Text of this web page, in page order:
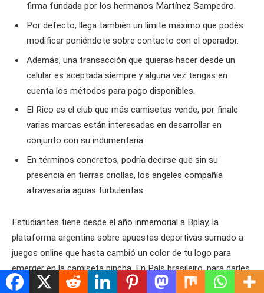
firma fundada por los hermanos Martínez Sampedro.
Por defecto, llega también un límite máximo que podés
modificar poniéndote sobre contacto con el operador.
Además, una transacción que quieras hacer desde un
celular es aceptada siempre y alguna vez tengas en
cuenta los métodos para pago disponibles.
El Rico es el club que más camisetas vende, por finale
varias marcas están interesadas en desarrollar en
conjunto con su indumentaria.
En términos concretos, podría decirse que sin su
presencia en tierras criollas, los angeles compañía
atravesaría aguas turbulentas.
Estudiantes tiene desde el año inmemorial a Bplay, la
plataforma argentina sobre apuestas deportivas sumado a
juegos online que hasta cambió un color de tu logo para
emerger en la camiseta pincha. En País brasileiro, para darles
dimensión a sus números, la plataforma Pixbet le pagó a